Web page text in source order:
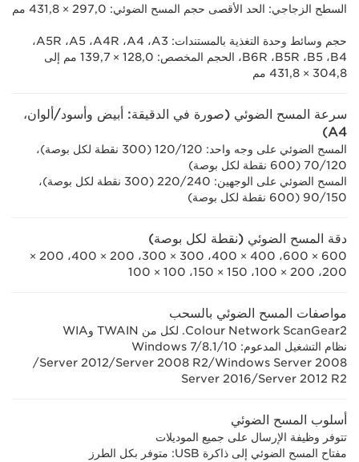
السطح الزجاجي: الحد الأقصى حجم المسح الضوئي: 297,0 × ‏431,8 مم
حجم وسائط وحدة التغذية بالمستندات: A3‏، A4‏، A4R‏، A5‏، A5R‏،
B4‏، B5‏، B5R‏، B6R‏، الحجم المخصص: 128,0 × 139,7 مم إلى
304,8 × 431,8 مم
سرعة المسح الضوئي (صورة في الدقيقة: أبيض وأسود/ألوان،
A4)
المسح الضوئي على وجه واحد: 120/120 (300 نقطة لكل بوصة)،
120‏/70 (600 نقطة لكل بوصة)
المسح الضوئي على الوجهين: 240‏/220 (300 نقطة لكل بوصة)،
150‏/90 (600 نقطة لكل بوصة)
دقة المسح الضوئي (نقطة لكل بوصة)
600 × 600، 400 × 400، 300 × 300، 200 × 400، 200 ×
200، 200 × 100، ‏150 × 150، 100 × 100
مواصفات المسح الضوئي بالسحب
Colour Network ScanGear2. لكل من TWAIN وWIA
نظام التشغيل المدعوم: Windows 7/8.1/10
‏Windows Server 2008/‏Server 2008 R2/‏Server 2012/‏
Server 2012 R2/‏Server 2016
أسلوب المسح الضوئي
تتوفر وظيفة الإرسال على جميع الموديلات
مفتاح المسح الضوئي إلى ذاكرة USB: متوفر بكل الطرز